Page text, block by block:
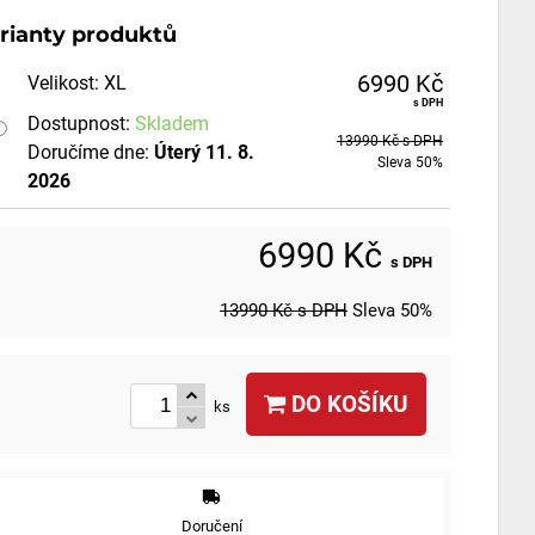
produktů
Velikost: XL
Dostupnost: Skladem
Doručíme dne: Úterý 11. 8.
2026
6990 Kč
s DPH
13990 Kč s DPH
Sleva 50%
6990 Kč s DPH
13990 Kč s DPH Sleva 50%
ks DO KOŠÍKU
Doručení